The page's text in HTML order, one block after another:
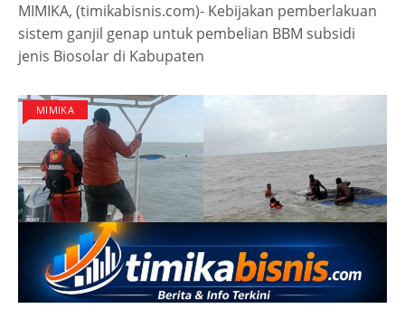
MIMIKA, (timikabisnis.com)- Kebijakan pemberlakuan
sistem ganjil genap untuk pembelian BBM subsidi
jenis Biosolar di Kabupaten
MIMIKA